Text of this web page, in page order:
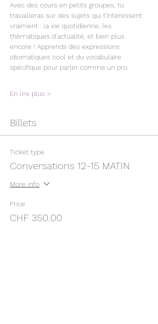
Avec des cours en petits groupes, tu
travailleras sur des sujets qui t'intéressent
vraiment : la vie quotidienne, les
thématiques d’actualité, et bien plus
encore ! Apprends des expressions
idiomatiques cool et du vocabulaire
spécifique pour parler comme un pro.
En lire plus >
Billets
Ticket type
Conversations 12-15 MATIN
More info
Price
CHF 350.00